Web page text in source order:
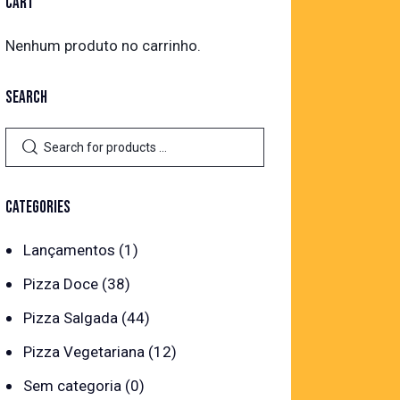
Nenhum produto no carrinho.
SEARCH
CATEGORIES
Lançamentos (1)
Pizza Doce (38)
Pizza Salgada (44)
Pizza Vegetariana (12)
Sem categoria (0)